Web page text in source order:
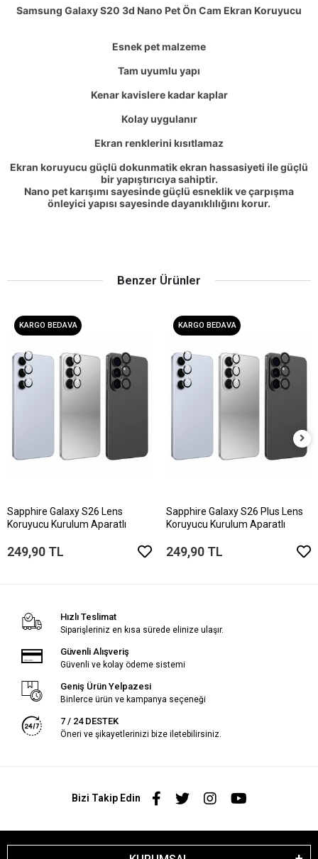
Samsung Galaxy S20 3d Nano Pet Ön Cam Ekran Koruyucu
Esnek pet malzeme
Tam uyumlu yapı
Kenar kavislere kadar kaplar
Kolay uygulanır
Ekran renklerini kısıtlamaz
Ekran koruyucu güçlü dokunmatik ekran hassasiyeti ile güçlü
bir yapıştırıcıya sahiptir.
Nano pet karışımı sayesinde güçlü esneklik ve çarpışma
önleyici yapısı sayesinde dayanıklılığını korur.
Benzer Ürünler
KARGO BEDAVA
Sapphire Galaxy S26 Lens
Koruyucu Kurulum Aparatlı
249,90 TL
KARGO BEDAVA
Sapphire Galaxy S26 Plus Lens
Koruyucu Kurulum Aparatlı
249,90 TL
Hızlı Teslimat
Siparişleriniz en kısa sürede elinize ulaşır.
Güvenli Alışveriş
Güvenli ve kolay ödeme sistemi
Geniş Ürün Yelpazesi
Binlerce ürün ve kampanya seçeneği
7 / 24 DESTEK
Öneri ve şikayetlerinizi bize iletebilirsiniz.
Bizi Takip Edin